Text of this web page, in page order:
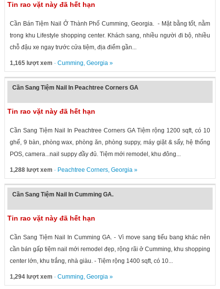
Tin rao vặt này đã hết hạn
Cần Bán Tiệm Nail Ở Thành Phố Cumming, Georgia. - Mặt bằng tốt, nằm
trong khu Lifestyle shopping center. Khách sang, nhiều người đi bộ, nhiều
chỗ đậu xe ngay trước cửa tiệm, địa điểm gần...
1,165 lượt xem · Cumming, Georgia»
Cần Sang Tiệm Nail In Peachtree Corners GA
Tin rao vặt này đã hết hạn
Cần Sang Tiệm Nail In Peachtree Corners GA Tiệm rộng 1200 sqft, có 10
ghế, 9 bàn, phòng wax, phòng ăn, phòng suppy, máy giặt & sấy, hệ thống
POS, camera...nail suppy đầy đủ. Tiệm mới remodel, khu đông...
1,288 lượt xem · Peachtree Corners, Georgia»
Cần Sang Tiệm Nail In Cumming GA.
Tin rao vặt này đã hết hạn
Cần Sang Tiệm Nail In Cumming GA. - Vì move sang tiểu bang khác nên
cần bán gấp tiệm nail mới remodel đẹp, rộng rãi ở Cumming, khu shopping
center lớn, khu trắng, nhà giàu. - Tiệm rộng 1400 sqft, có 10...
1,294 lượt xem · Cumming, Georgia»